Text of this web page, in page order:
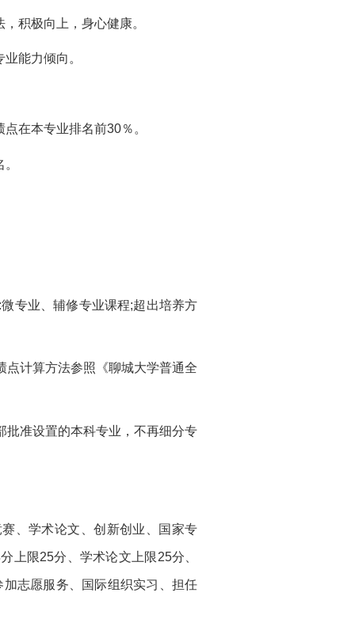
积极向上，身心健康。
能力倾向。
在本专业排名前30％。
专业、辅修专业课程;超出培养方
计算方法参照《聊城大学普通全
准设置的本科专业，不再细分专
、学术论文、创新创业、国家专
上限25分、学术论文上限25分、
志愿服务、国际组织实习、担任